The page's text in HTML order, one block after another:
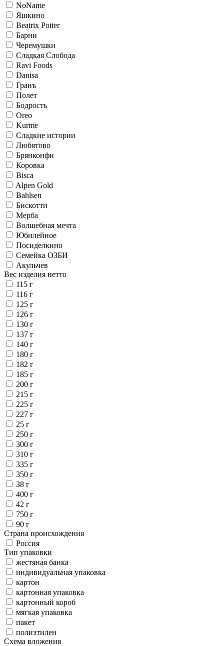
NoName
Яшкино
Beatrix Potter
Барни
Черемушки
Сладкая Слобода
Ravi Foods
Danisa
Гранъ
Полет
Бодрость
Oreo
Kurme
Сладкие истории
Любятово
Брянконфи
Коровка
Bisca
Alpen Gold
Bahlsen
Бискотти
Мерба
Волшебная мечта
Юбилейное
Посиделкино
Семейка ОЗБИ
Акульчев
Вес изделия нетто
115 г
116 г
125 г
126 г
130 г
137 г
140 г
180 г
182 г
185 г
200 г
215 г
225 г
227 г
25 г
250 г
300 г
310 г
335 г
350 г
38 г
400 г
42 г
750 г
90 г
Страна происхождения
Россия
Тип упаковки
жестяная банка
индивидуальная упаковка
картон
картонная упаковка
картонный короб
мягкая упаковка
пакет
полиэтилен
Схема вложения